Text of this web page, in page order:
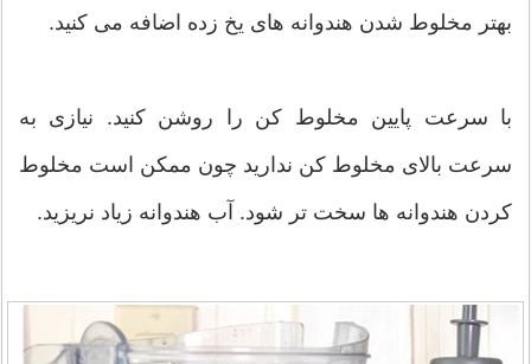
بهتر مخلوط شدن هندوانه های یخ زده اضافه می کنید.
با سرعت پایین مخلوط کن را روشن کنید. نیازی به
سرعت بالای مخلوط کن ندارید چون ممکن است مخلوط
کردن هندوانه ها سخت تر شود. آب هندوانه زیاد نریزید.